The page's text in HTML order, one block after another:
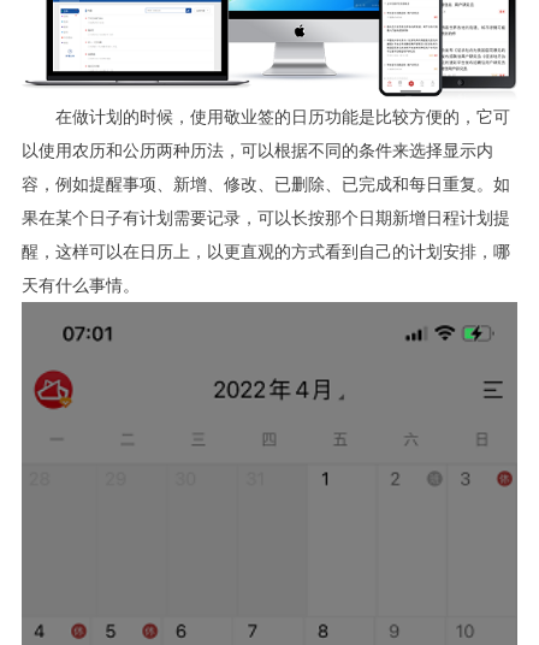
在做计划的时候，使用敬业签的日历功能是比较方便的，它可
以使用农历和公历两种历法，可以根据不同的条件来选择显示内
容，例如提醒事项、新增、修改、已删除、已完成和每日重复。如
果在某个日子有计划需要记录，可以长按那个日期新增日程计划提
醒，这样可以在日历上，以更直观的方式看到自己的计划安排，哪
天有什么事情。